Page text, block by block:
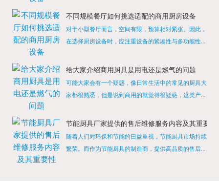
缺少的，经过相关检测证明的合格设备才能进行使用，
不同规模餐厅如何挑选适配的商用厨房设备
对于小型餐厅而言，空间有限，预算相对紧张。因此，
在选择厨房设备时，应注重设备的紧凑性与多功能性。
烹饪设备，既能节省空间，又能满足多样化的烹饪需
给大家介绍商用厨具是用电还是燃气的问题
可能大家会有一个疑惑，像日常生活中的常见的厨具大
家都很熟悉，但是说到商用的就觉得很疑惑，这类产品
店用的就是商用的吗?还真别说，真被大家猜对了，这
节能厨具厂家提供的售后维修服务内容及其重要性
随着人们对环保和节能的日益重视，节能厨具市场持续
繁荣。而作为节能厨具的制造商，提供高品质的售后维